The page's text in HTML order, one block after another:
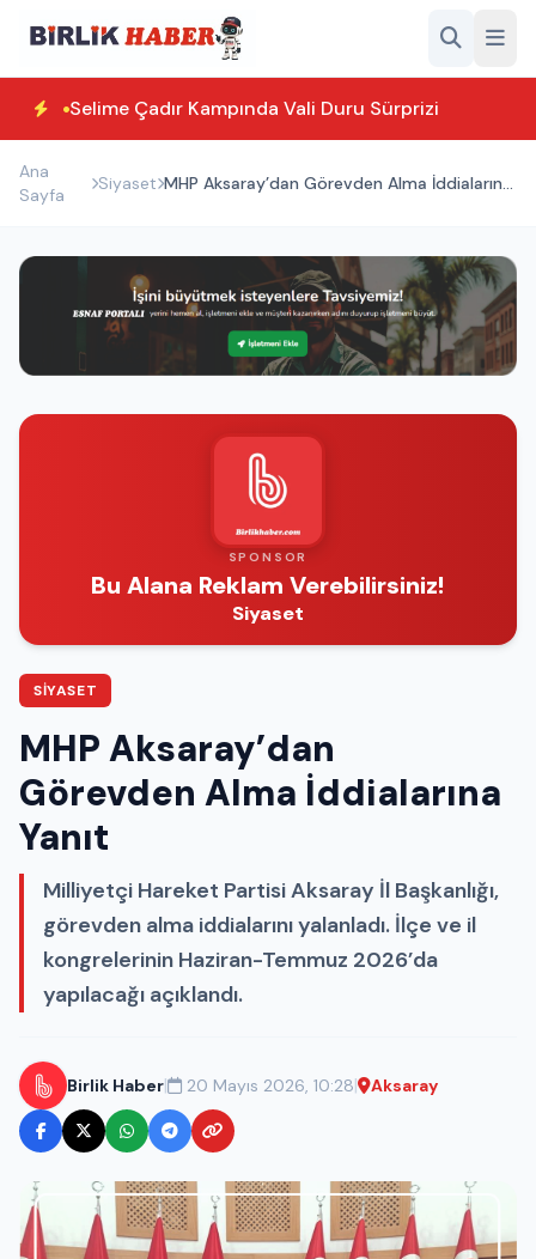
Selime Çadır Kampında Vali Duru Sürprizi
Ana
Sayfa
Siyaset MHP Aksaray’dan Görevden Alma İddialarına
SPONSOR
Bu Alana Reklam Verebilirsiniz!
Siyaset
SIYASET
MHP Aksaray’dan
Görevden Alma İddialarına
Yanıt
Milliyetçi Hareket Partisi Aksaray İl Başkanlığı,
görevden alma iddialarını yalanladı. İlçe ve il
kongrelerinin Haziran-Temmuz 2026’da
yapılacağı açıklandı.
Birlik Haber| 20 Mayıs 2026, 10:28| Aksaray